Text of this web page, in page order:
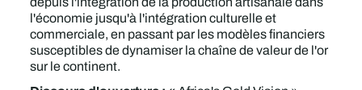
l'économie jusqu'à l'intégration culturelle et
commerciale, en passant par les modèles financiers
susceptibles de dynamiser la chaîne de valeur de l'or
sur le continent.